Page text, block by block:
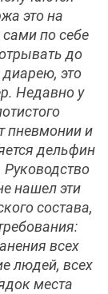
это на
по себе
до
это
Недавно у
пневмонии и
дельфин
нашел эти
состава,
всех
людей, всех
места